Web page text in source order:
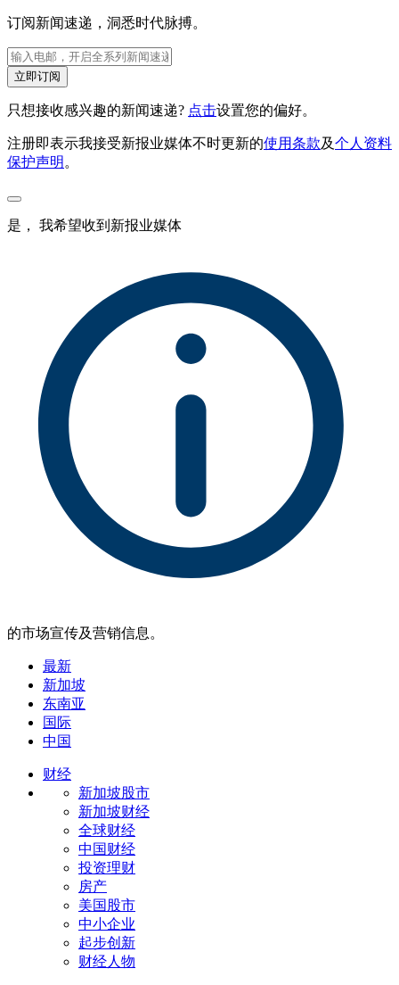
订阅新闻速递，洞悉时代脉搏。
立即订阅
只想接收感兴趣的新闻速递? 点击设置您的偏好。
注册即表示我接受新报业媒体不时更新的使用条款及个人资料
保护声明 。
是， 我希望收到新报业媒体
的市场宣传及营销信息。
最新
新加坡
东南亚
国际
中国
财经
新加坡股市
新加坡财经
全球财经
中国财经
投资理财
房产
美国股市
中小企业
起步创新
财经人物